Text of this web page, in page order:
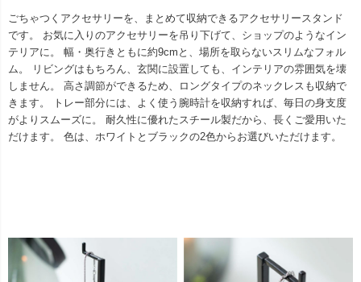
ごちゃつくアクセサリーを、まとめて収納できるアクセサリースタンド
です。 お気に入りのアクセサリーを吊り下げて、ショップのようなイン
テリアに。 幅・奥行きともに約9cmと、場所を取らないスリムなフォル
ム。 リビングはもちろん、玄関に設置しても、インテリアの雰囲気を壊
しません。 高さ調節ができるため、ロングタイプのネックレスも収納で
きます。 トレー部分には、よく使う腕時計を収納すれば、毎日の身支度
がよりスムーズに。 耐久性に優れたスチール製だから、長くご愛用いた
だけます。 色は、ホワイトとブラックの2色からお選びいただけます。